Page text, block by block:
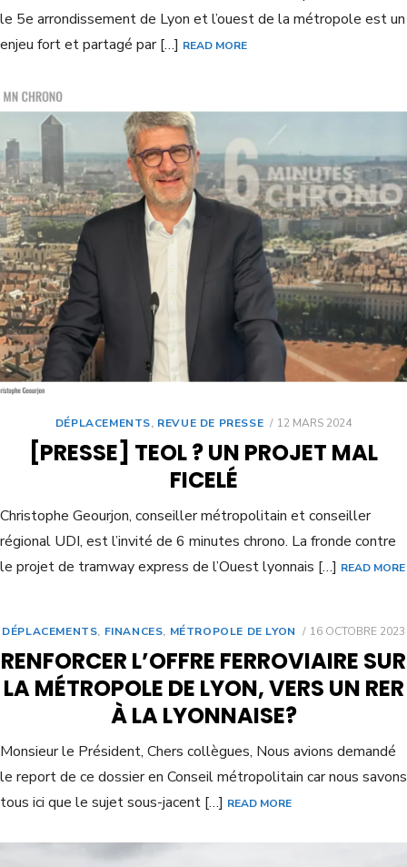
le 5e arrondissement de Lyon et l’ouest de la métropole est un
enjeu fort et partagé par […] READ MORE
DÉPLACEMENTS, REVUE DE PRESSE 12 MARS 2024
[PRESSE] TEOL ? UN PROJET MAL
FICELÉ
Christophe Geourjon, conseiller métropolitain et conseiller
régional UDI, est l’invité de 6 minutes chrono. La fronde contre
le projet de tramway express de l’Ouest lyonnais […] READ MORE
DÉPLACEMENTS, FINANCES, MÉTROPOLE DE LYON 16 OCTOBRE 2023
RENFORCER L’OFFRE FERROVIAIRE SUR
LA MÉTROPOLE DE LYON, VERS UN RER
À LA LYONNAISE?
Monsieur le Président, Chers collègues, Nous avions demandé
le report de ce dossier en Conseil métropolitain car nous savons
tous ici que le sujet sous-jacent […] READ MORE